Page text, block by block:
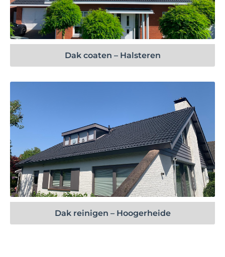
Bekijk project
Dak coaten – Halsteren
Bekijk project
Dak reinigen – Hoogerheide